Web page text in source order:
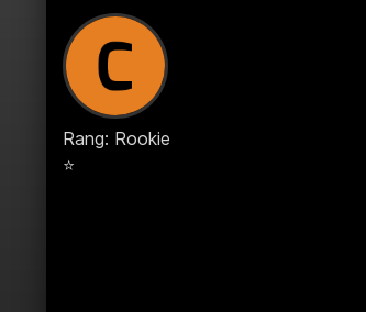
Rang: Rookie
⭐